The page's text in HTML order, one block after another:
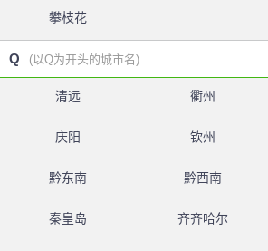
攀枝花
Q (以Q为开头的城市名)
清远 衢州
庆阳 钦州
黔东南 黔西南
秦皇岛 齐齐哈尔